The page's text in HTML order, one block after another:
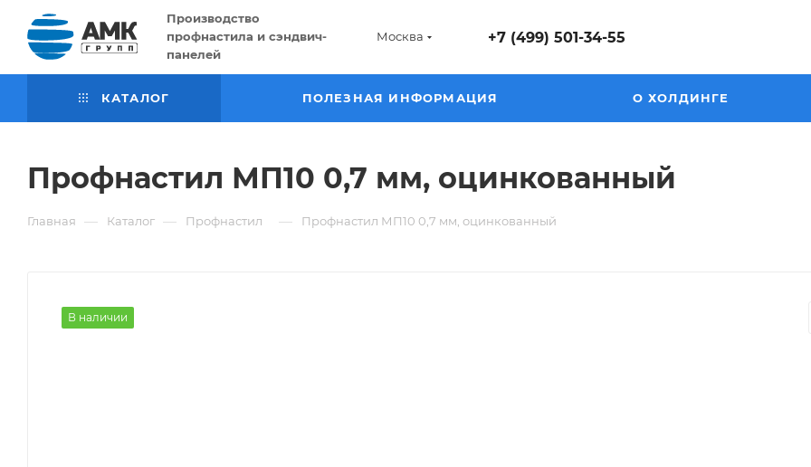
Производство
профнастила и сэндвич-
панелей
Москва +7 (499) 501-34-55
КАТАЛОГ ПОЛЕЗНАЯ ИНФОРМАЦИЯ О ХОЛДИНГЕ
Профнастил МП10 0,7 мм, оцинкованный
Главная — Каталог — Профнастил — Профнастил МП10 0,7 мм, оцинкованный
В наличии